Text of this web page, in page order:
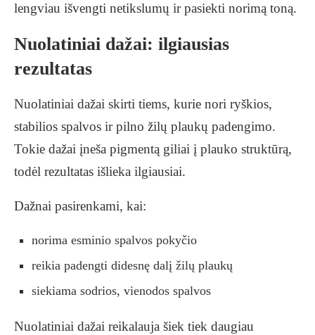
lengviau išvengti netikslumų ir pasiekti norimą toną.
Nuolatiniai dažai: ilgiausias
rezultatas
Nuolatiniai dažai skirti tiems, kurie nori ryškios,
stabilios spalvos ir pilno žilų plaukų padengimo.
Tokie dažai įneša pigmentą giliai į plauko struktūrą,
todėl rezultatas išlieka ilgiausiai.
Dažnai pasirenkami, kai:
norima esminio spalvos pokyčio
reikia padengti didesnę dalį žilų plaukų
siekiama sodrios, vienodos spalvos
Nuolatiniai dažai reikalauja šiek tiek daugiau